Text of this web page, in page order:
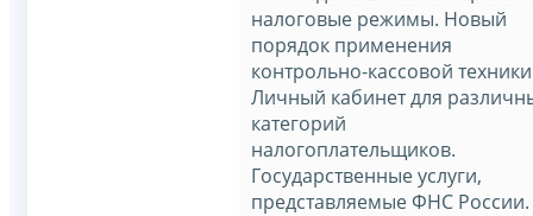
налоговые режимы. Новый
порядок применения
контрольно-кассовой
Личный кабинет для
категорий
налогоплательщиков.
Государственные услуги,
представляемые ФНС России.